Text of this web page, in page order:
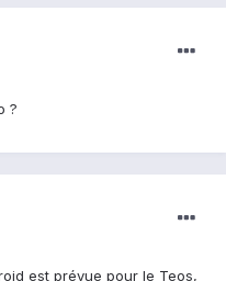
?
est prévue pour le Teos,